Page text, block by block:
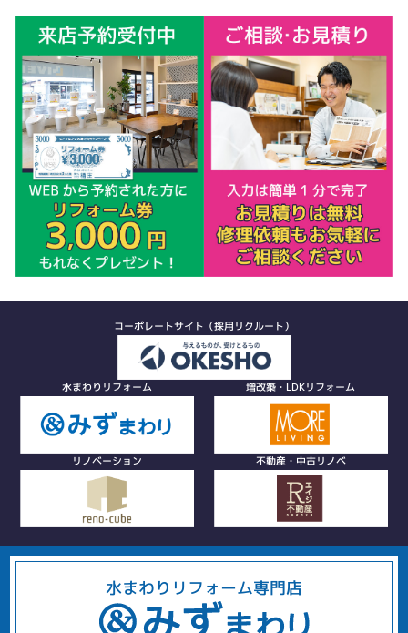
コーポレートサイト（採用リクルート）
水まわりリフォーム 増改築・LDKリフォーム
リノベーション 不動産・中古リノベ
水まわりリフォーム専門店